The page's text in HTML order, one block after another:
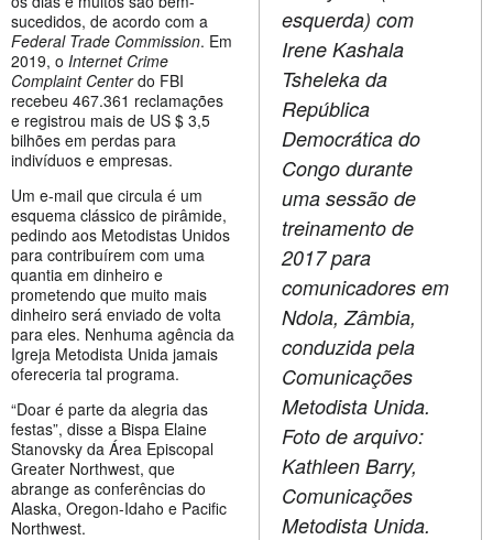
esquerda) com
Irene Kashala
Tsheleka da
República
Democrática do
Congo durante
uma sessão de
treinamento de
2017 para
comunicadores em
Ndola, Zâmbia,
conduzida pela
Comunicações
Metodista Unida.
Foto de arquivo:
Kathleen Barry,
Comunicações
Metodista Unida.
sucedidos, de acordo com a
Federal Trade Commission. Em
2019, o Internet Crime
Complaint Centerdo FBI
recebeu 467.361 reclamações
e registrou mais de US $ 3,5
bilhões em perdas para
indivíduos e empresas.
Um e-mail que circula é um
esquema clássico de pirâmide,
pedindo aos Metodistas Unidos
para contribuírem com uma
quantia em dinheiro e
prometendo que muito mais
dinheiro será enviado de volta
para eles. Nenhuma agência da
Igreja Metodista Unida jamais
ofereceria tal programa.
“Doar é parte da alegria das
festas”, disse a Bispa Elaine
Stanovsky da Área Episcopal
Greater Northwest, que
abrange as conferências do
Alaska, Oregon-Idaho e Pacific
Northwest.